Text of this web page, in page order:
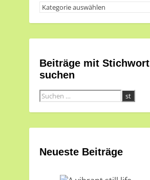
Themen
Kanäle
Beiträge mit Stichwort
suchen
Neueste Beiträge